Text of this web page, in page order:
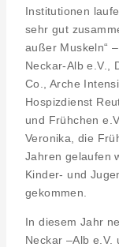
Institutionen
sehr gut
außer Muskeln“
Neckar-Alb e.V.,
Co., Arche
Hospizdienst
und Frühchen
Veronika, die
Jahren gelaufen
Kinder- und
gekommen.
In diesem Jahr
Neckar –Alb e.V.